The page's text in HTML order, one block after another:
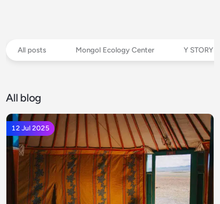
All posts Mongol Ecology Center Y STORY
All blog
12 Jul 2025